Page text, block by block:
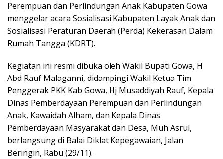
Perempuan dan Perlindungan Anak Kabupaten Gowa
menggelar acara Sosialisasi Kabupaten Layak Anak dan
Sosialisasi Peraturan Daerah (Perda) Kekerasan Dalam
Rumah Tangga (KDRT).
Kegiatan ini resmi dibuka oleh Wakil Bupati Gowa, H
Abd Rauf Malaganni, didampingi Wakil Ketua Tim
Penggerak PKK Kab Gowa, Hj Musaddiyah Rauf, Kepala
Dinas Pemberdayaan Perempuan dan Perlindungan
Anak, Kawaidah Alham, dan Kepala Dinas
Pemberdayaan Masyarakat dan Desa, Muh Asrul,
berlangsung di Balai Diklat Kepegawaian, Jalan
Beringin, Rabu (29/11).